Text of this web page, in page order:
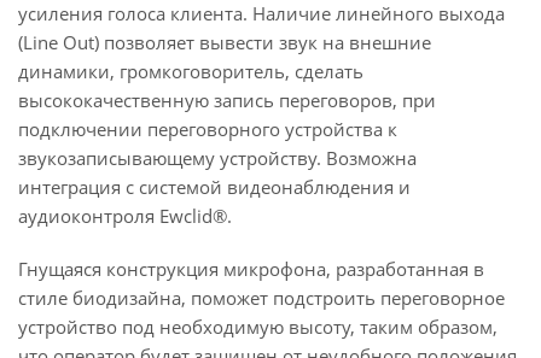
усиления голоса клиента. Наличие линейного выхода
(Line Out) позволяет вывести звук на внешние
динамики, громкоговоритель, сделать
высококачественную запись переговоров, при
подключении переговорного устройства к
звукозаписывающему устройству. Возможна
интеграция с системой видеонаблюдения и
аудиоконтроля Ewclid®.
Гнущаяся конструкция микрофона, разработанная в
стиле биодизайна, поможет подстроить переговорное
устройство под необходимую высоту, таким образом,